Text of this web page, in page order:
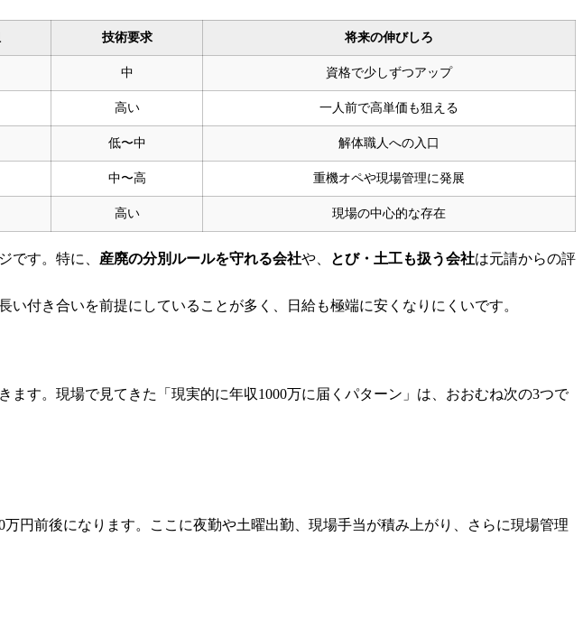
技術要求 将来の伸びしろ
中 資格で少しずつアップ
高い 一人前で高単価も狙える
低〜中 解体職人への入口
中〜高 重機オペや現場管理に発展
高い 現場の中心的な存在
です。特に、 産廃の分別ルールを守れる会社や、 とび・土工も扱う会社は元請からの評
付き合いを前提にしていることが多く、日給も極端に安くなりにくいです。
す。現場で見てきた「現実的に年収1000万に届くパターン」は、おおむね次の3つで
円前後になります。ここに夜勤や土曜出勤、現場手当が積み上がり、さらに現場管理